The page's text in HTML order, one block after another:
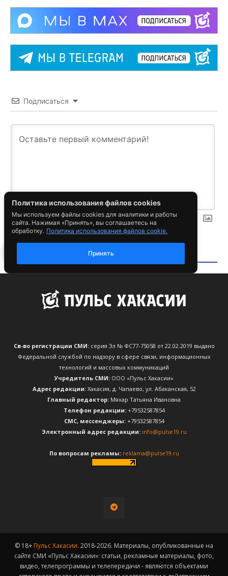
Св-во регистрации СМИ:серия Эл № ФС77-75058 от 22.02.2019 выдано
Федеральной службой по надзору в сфере связи, информационных
технологий и массовых коммуникаций
Учредитель СМИ: ООО «Пульс Хакасии»
Адрес редакции:Хакасия, д. Чапаево, ул. Абаканская, 52
Главный редактор: Мяхар Татьяна Ивановна
Телефон редакции:+79532587854
CМС, мессенджеры:+79532587854
Электронный адрес редакции: info@pulse19.ru
По вопросам рекламы: reklama@pulse19.ru
© 18+ Пульс Хакасии. 2018-2026. Материалы, опубликованные на
сайте СМИ «Пульс Хакасии»: статьи, рекламные материалы, фото,
видео, телепрограммы и телепередачи - являются объектами